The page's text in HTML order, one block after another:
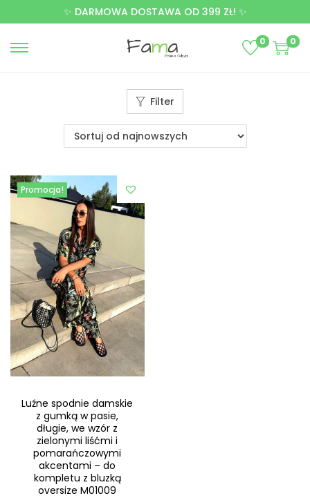
✨ DARMOWA DOSTAWA OD 399 ZŁ! ✨
0 0
Filter
Promocja!
Luźne spodnie damskie
z gumką w pasie,
długie, we wzór z
zielonymi liśćmi i
pomarańczowymi
akcentami – do
kompletu z bluzką
oversize M01009